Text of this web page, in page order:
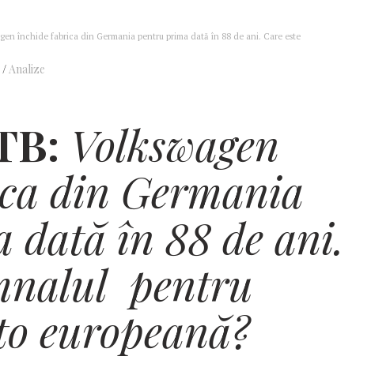
închide fabrica din Germania pentru prima dată în 88 de ani. Care este
Analize
Volkswagen
din Germania
în 88 de ani.
pentru
europeană?